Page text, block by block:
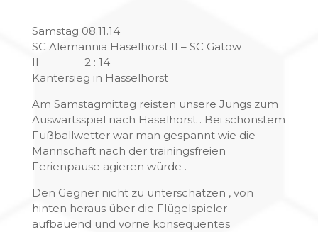
Samstag 08.11.14
SC Alemannia Haselhorst II – SC Gatow
II 2 : 14
Kantersieg in Hasselhorst
Am Samstagmittag reisten unsere Jungs zum
Auswärtsspiel nach Haselhorst . Bei schönstem
Fußballwetter war man gespannt wie die
Mannschaft nach der trainingsfreien
Ferienpause agieren würde .
Den Gegner nicht zu unterschätzen , von
hinten heraus über die Flügelspieler
aufbauend und vorne konsequentes